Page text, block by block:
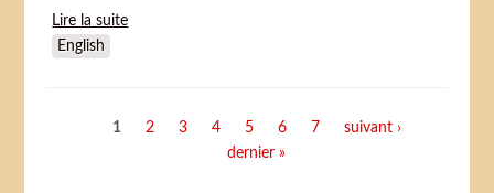
Lire la suite
English
1 2 3 4 5 6 7
suivant ›
dernier »